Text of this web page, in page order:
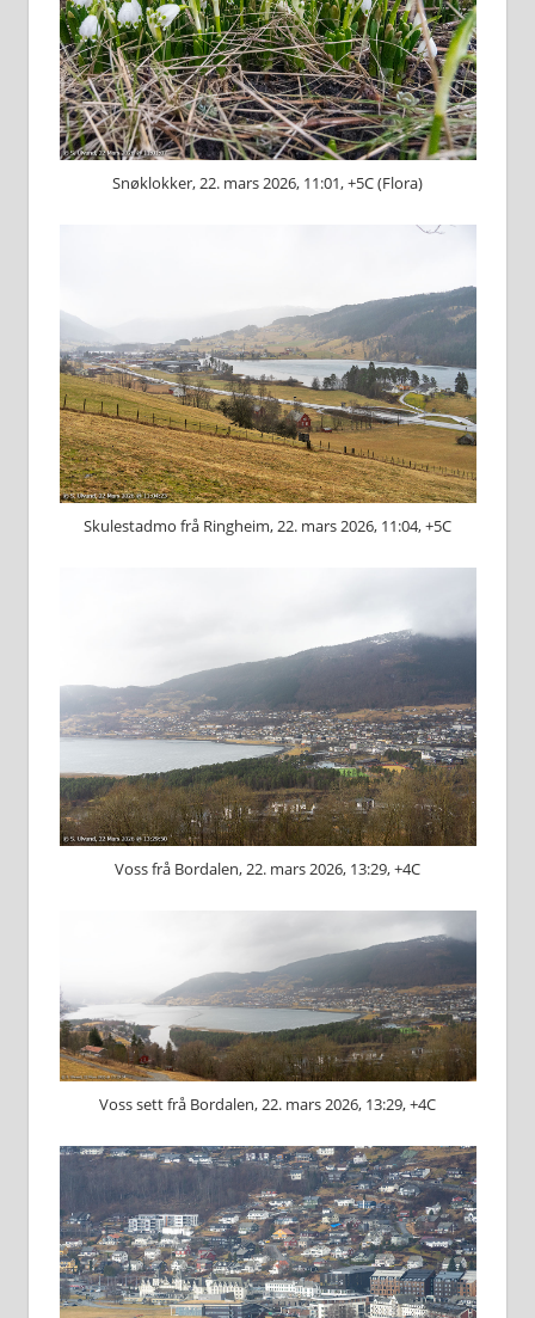
Snøklokker, 22. mars 2026, 11:01, +5C (Flora)
Skulestadmo frå Ringheim, 22. mars 2026, 11:04, +5C
Voss frå Bordalen, 22. mars 2026, 13:29, +4C
Voss sett frå Bordalen, 22. mars 2026, 13:29, +4C